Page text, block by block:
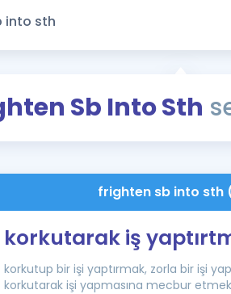
Sb Into Sth
frighten sb into sth
korkutarak iş
korkutup bir işi yaptırmak, zorla bir işi
korkutarak işi yapmasına mecbur etmek